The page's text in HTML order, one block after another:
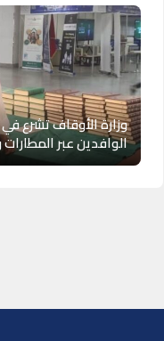
وزارة الأوقاف تشرع
الوافدين عبر